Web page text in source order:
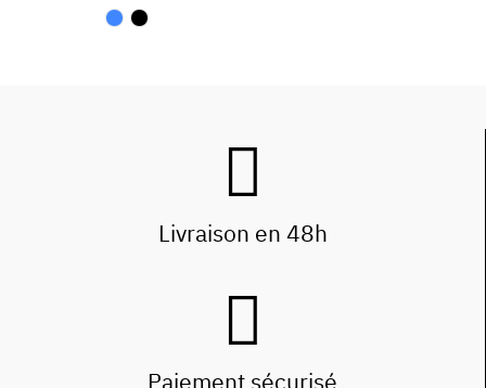
Livraison en 48h
Paiement sécurisé